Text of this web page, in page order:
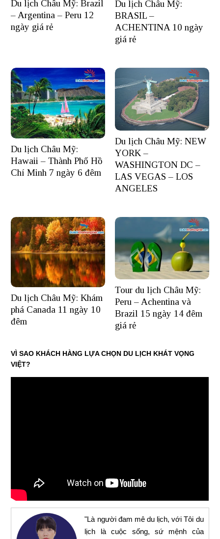
Du lịch Châu Mỹ: Brazil
– Argentina – Peru 12
ngày giá rẻ
Du lịch Châu Mỹ:
BRASIL –
ACHENTINA 10 ngày
giá rẻ
Du lịch Châu Mỹ:
Hawaii – Thành Phố Hồ
Chí Minh 7 ngày 6 đêm
Du lịch Châu Mỹ: NEW
YORK –
WASHINGTON DC –
LAS VEGAS – LOS
ANGELES
Du lịch Châu Mỹ: Khám
phá Canada 11 ngày 10
đêm
Tour du lịch Châu Mỹ:
Peru – Achentina và
Brazil 15 ngày 14 đêm
giá rẻ
VÌ SAO KHÁCH HÀNG LỰA CHỌN DU LỊCH KHÁT VỌNG
VIỆT?
"Là người đam mê du lịch, với Tôi du
lịch là cuộc sống, sứ mệnh của